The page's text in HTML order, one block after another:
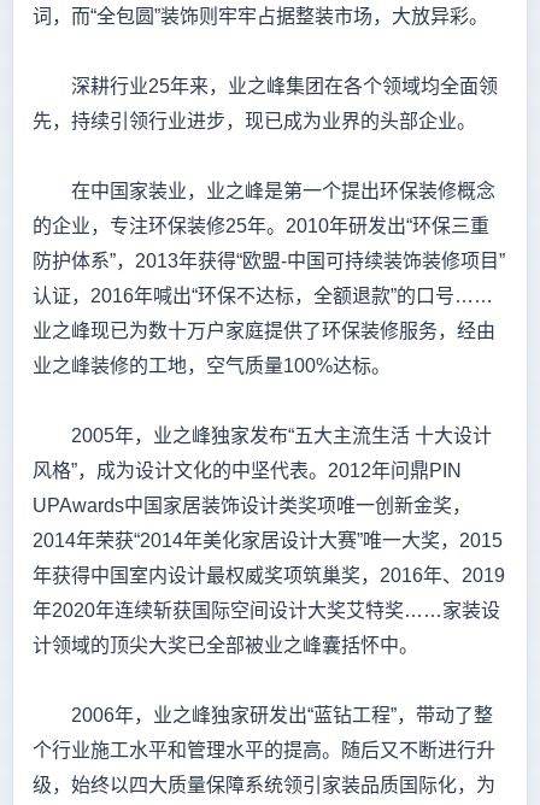
词，而“全包圆”装饰则牢牢占据整装市场，大放异彩。
深耕行业25年来，业之峰集团在各个领域均全面领
先，持续引领行业进步，现已成为业界的头部企业。
在中国家装业，业之峰是第一个提出环保装修概念
的企业，专注环保装修25年。2010年研发出“环保三重
防护体系”，2013年获得“欧盟-中国可持续装饰装修项目”
认证，2016年喊出“环保不达标，全额退款”的口号……
业之峰现已为数十万户家庭提供了环保装修服务，经由
业之峰装修的工地，空气质量100%达标。
2005年，业之峰独家发布“五大主流生活 十大设计
风格”，成为设计文化的中坚代表。2012年问鼎PIN
UPAwards中国家居装饰设计类奖项唯一创新金奖，
2014年荣获“2014年美化家居设计大赛”唯一大奖，2015
年获得中国室内设计最权威奖项筑巢奖，2016年、2019
年2020年连续斩获国际空间设计大奖艾特奖……家装设
计领域的顶尖大奖已全部被业之峰囊括怀中。
2006年，业之峰独家研发出“蓝钻工程”，带动了整
个行业施工水平和管理水平的提高。随后又不断进行升
级，始终以四大质量保障系统领引家装品质国际化，为